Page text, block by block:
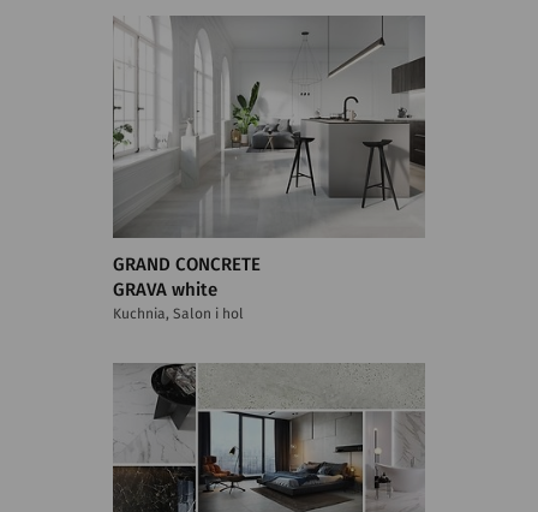
GRAND CONCRETE
GRAVA white
Kuchnia, Salon i hol